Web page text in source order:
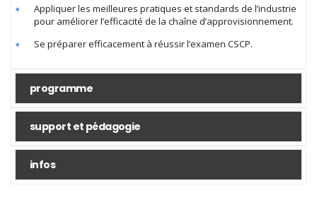
Appliquer les meilleures pratiques et standards de l’industrie
pour améliorer l’efficacité de la chaîne d’approvisionnement.
Se préparer efficacement à réussir l’examen CSCP.
programme
support et pédagogie
infos